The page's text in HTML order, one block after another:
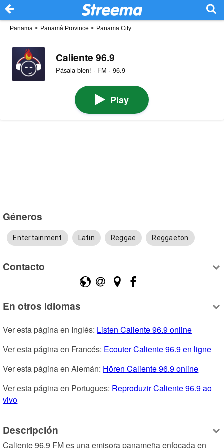
Panama > Panamá Province > Panama City
Caliente 96.9
Pásala bien! · FM · 96.9
Play
Géneros
Entertainment Latin Reggae Reggaeton
Contacto
En otros idiomas
Ver esta página en Inglés: Listen Caliente 96.9 online
Ver esta página en Francés: Ecouter Caliente 96.9 en ligne
Ver esta página en Alemán: Hören Caliente 96.9 online
Ver esta página en Portugues: Reproduzir Caliente 96.9 ao
vivo
Descripción
Caliente 96.9 FM es una emisora panameña enfocada en